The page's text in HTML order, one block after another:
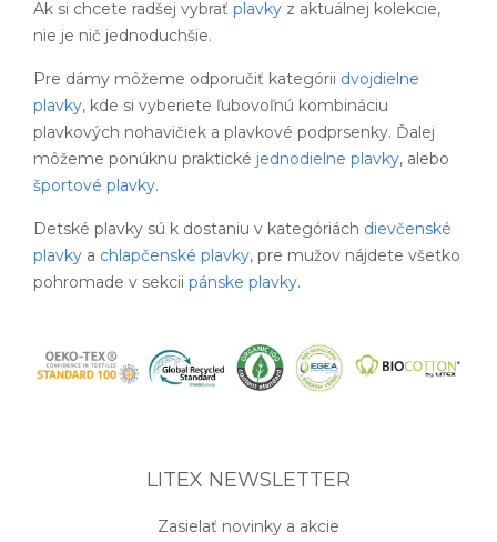
Ak si chcete radšej vybrať plavky z aktuálnej kolekcie,
nie je nič jednoduchšie.
Pre dámy môžeme odporučiť kategórii dvojdielne
plavky, kde si vyberiete ľubovoľnú kombináciu
plavkových nohavičiek a plavkové podprsenky. Ďalej
môžeme ponúknu praktické jednodielne plavky, alebo
športové plavky.
Detské plavky sú k dostaniu v kategóriách dievčenské
plavky a chlapčenské plavky, pre mužov nájdete všetko
pohromade v sekcii pánske plavky.
LITEX NEWSLETTER
Zasielať novinky a akcie